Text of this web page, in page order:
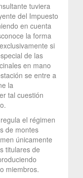
tuviera
del Impuesto
en cuenta
la forma
si
de las
en mano
se entre a
la
tal cuestión
el régimen
de montes
únicamente
titulares de
miembros.